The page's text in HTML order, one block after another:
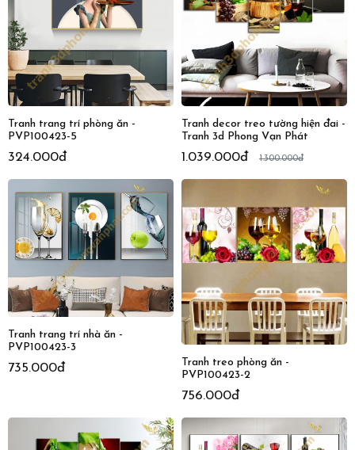
Tranh trang trí phòng ăn -
PVP100423-5
324.000đ
Tranh decor treo tường hiện đai -
Tranh 3d Phong Vạn Phát
1.039.000đ 1.300.000đ
Tranh trang trí nhà ăn -
PVP100423-3
735.000đ
Tranh treo phòng ăn -
PVP100423-2
756.000đ